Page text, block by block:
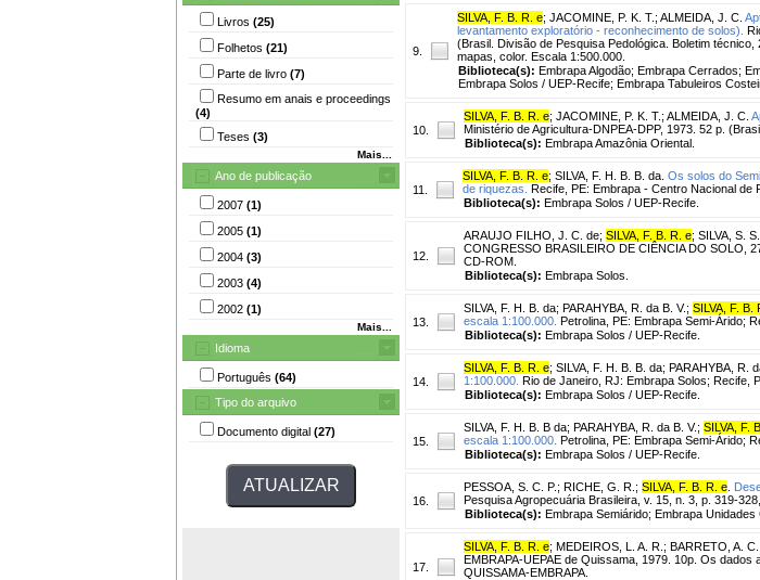
Livros (25)
Folhetos (21)
Parte de livro (7)
Resumo em anais e proceedings
(4)
Teses (3)
Mais...
Ano de publicação
2007 (1)
2005 (1)
2004 (3)
2003 (4)
2002 (1)
Mais...
Idioma
Português (64)
Tipo do arquivo
Documento digital (27)
9.
SILVA, F. B. R. e; JACOMINE, P. K. T. ; ALMEIDA, J. C.
levantamento exploratório - reconhecimento de solos).
(Brasil. Divisão de Pesquisa Pedológica. Boletim
mapas, color. Escala 1:500.000.
Biblioteca(s): Embrapa Algodão; Embrapa Cerrados;
Embrapa Solos / UEP-Recife; Embrapa Tabuleiros
10.
SILVA, F. B. R. e; JACOMINE, P. K. T. ; ALMEIDA, J. C.
Ministério de Agricultura-DNPEA-DPP, 1973. 52 p.
Biblioteca(s): Embrapa Amazônia Oriental.
11.
SILVA, F. B. R. e; SILVA, F. H. B. B. da. Os solos do
de riquezas. Recife, PE: Embrapa - Centro Nacional de
Biblioteca(s): Embrapa Solos / UEP-Recife.
12.
ARAUJO FILHO, J. C. de; SILVA, F. B. R. e; SILVA, S.
CONGRESSO BRASILEIRO DE CIÊNCIA DO SOLO,
CD-ROM.
Biblioteca(s): Embrapa Solos.
13.
SILVA, F. H. B. da; PARAHYBA, R. da B. V.; SILVA, F. B.
escala 1:100.000. Petrolina, PE: Embrapa Semi-Árido;
Biblioteca(s): Embrapa Solos / UEP-Recife.
14.
SILVA, F. B. R. e; SILVA, F. H. B. B. da; PARAHYBA, R.
1:100.000. Rio de Janeiro, RJ: Embrapa Solos; Recife,
Biblioteca(s): Embrapa Solos / UEP-Recife.
15.
SILVA, F. H. B. B da; PARAHYBA, R. da B. V.; SILVA, F.
escala 1:100.000. Petrolina, PE: Embrapa Semi-Árido;
Biblioteca(s): Embrapa Solos / UEP-Recife.
16.
PESSOA, S. C. P. ; RICHE, G. R. ; SILVA, F. B. R. e
Pesquisa Agropecuária Brasileira, v. 15, n. 3, p. 319-
Biblioteca(s): Embrapa Semiárido; Embrapa Unidades
17.
SILVA, F. B. R. e; MEDEIROS, L. A. R. ; BARRETO, A. C.
EMBRAPA-UEPAE de Quissama, 1979. 10p. Os
QUISSAMA-EMBRAPA.